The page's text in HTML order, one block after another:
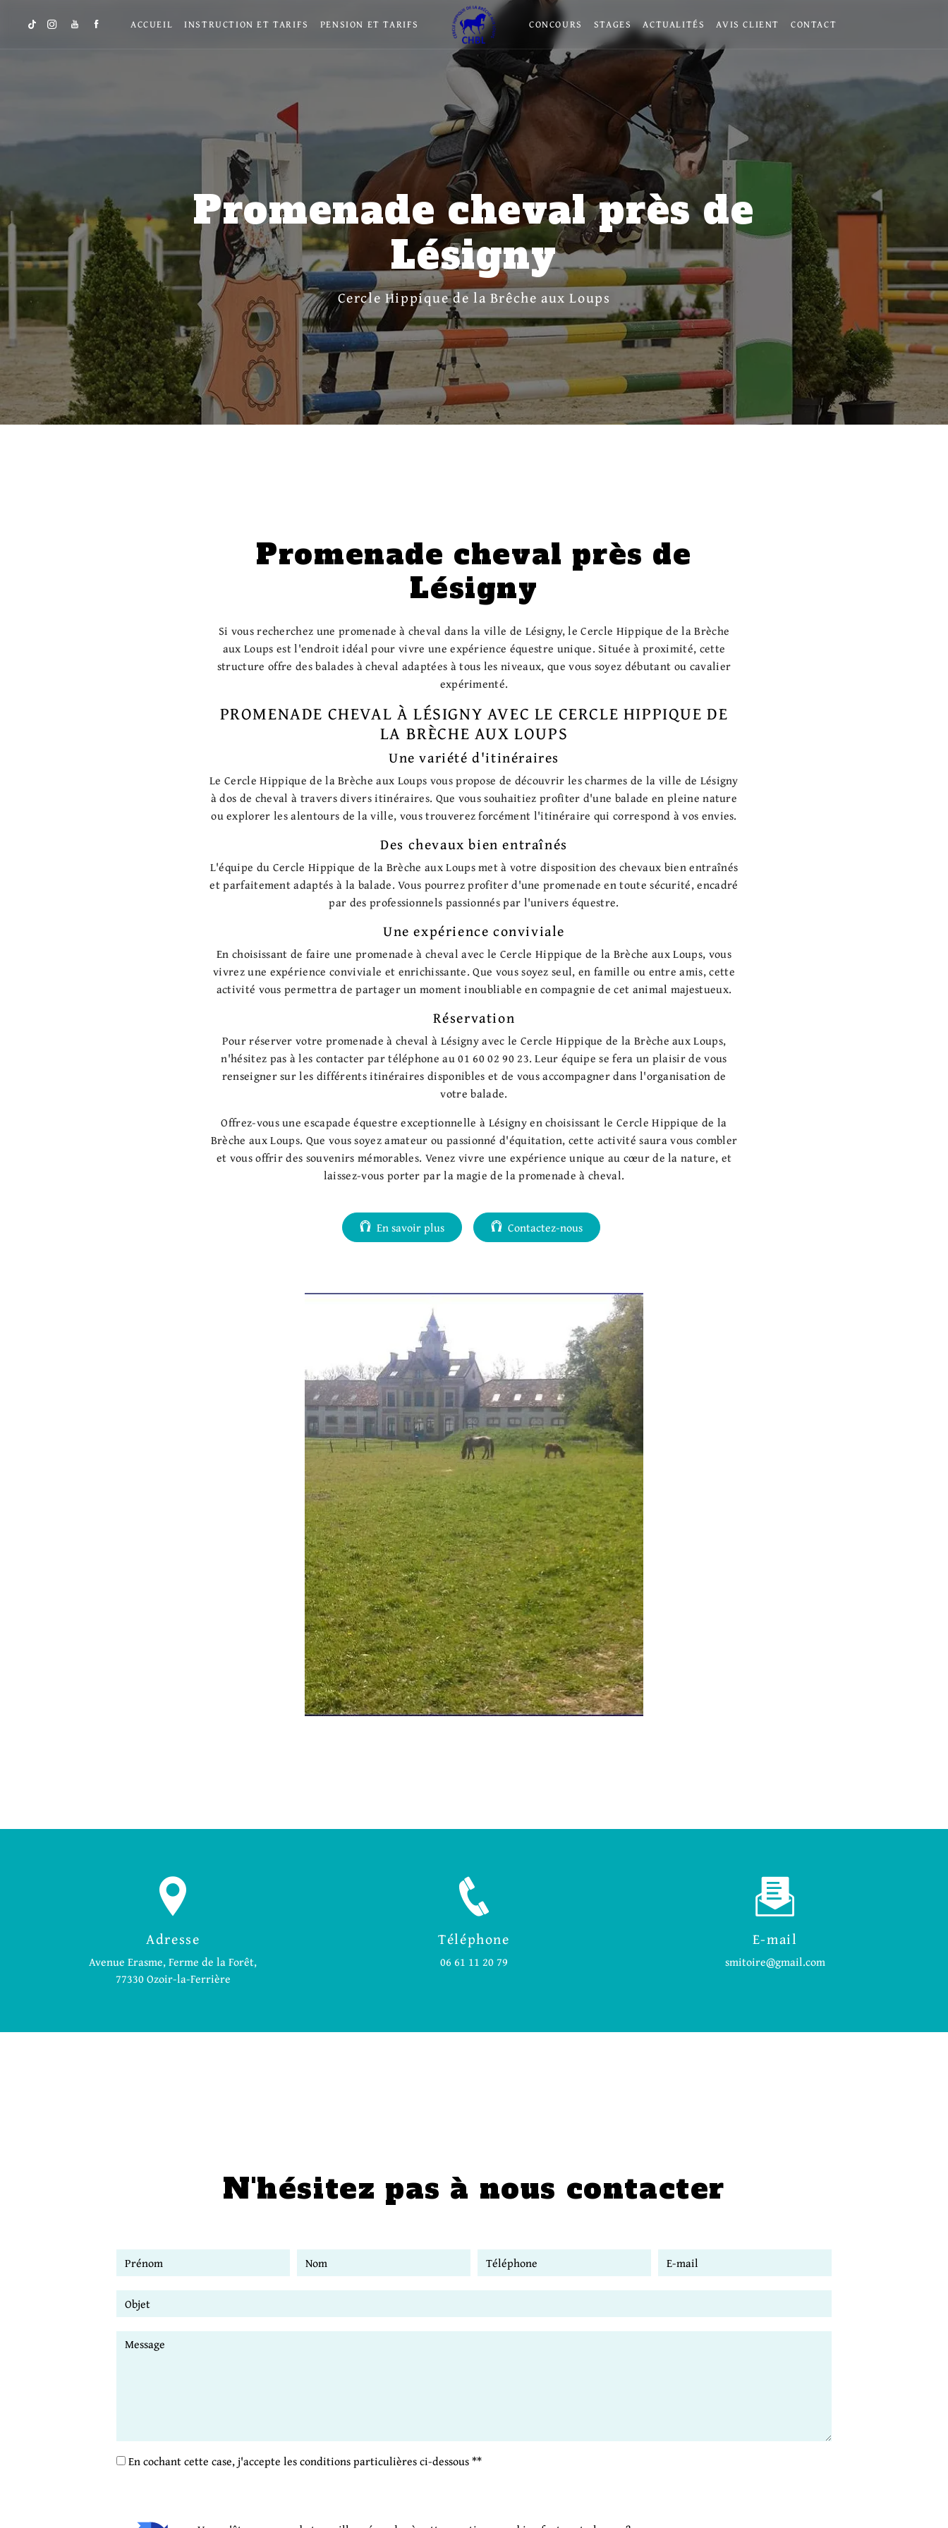
ACCUEIL INSTRUCTION ET TARIFS PENSION ET TARIFS CONCOURS STAGES ACTUALITÉS AVIS CLIENT CONTACT
Promenade cheval près de
Lésigny
Cercle Hippique de la Brêche aux Loups
Promenade cheval près de
Lésigny
Si vous recherchez une promenade à cheval dans la ville de Lésigny, le Cercle Hippique de la Brèche
aux Loups est l'endroit idéal pour vivre une expérience équestre unique. Située à proximité, cette
structure offre des balades à cheval adaptées à tous les niveaux, que vous soyez débutant ou cavalier
expérimenté.
PROMENADE CHEVAL À LÉSIGNY AVEC LE CERCLE HIPPIQUE DE
LA BRÈCHE AUX LOUPS
Une variété d'itinéraires
Le Cercle Hippique de la Brèche aux Loups vous propose de découvrir les charmes de la ville de Lésigny
à dos de cheval à travers divers itinéraires. Que vous souhaitiez profiter d'une balade en pleine nature
ou explorer les alentours de la ville, vous trouverez forcément l'itinéraire qui correspond à vos envies.
Des chevaux bien entraînés
L'équipe du Cercle Hippique de la Brèche aux Loups met à votre disposition des chevaux bien entraînés
et parfaitement adaptés à la balade. Vous pourrez profiter d'une promenade en toute sécurité, encadré
par des professionnels passionnés par l'univers équestre.
Une expérience conviviale
En choisissant de faire une promenade à cheval avec le Cercle Hippique de la Brèche aux Loups, vous
vivrez une expérience conviviale et enrichissante. Que vous soyez seul, en famille ou entre amis, cette
activité vous permettra de partager un moment inoubliable en compagnie de cet animal majestueux.
Réservation
Pour réserver votre promenade à cheval à Lésigny avec le Cercle Hippique de la Brèche aux Loups,
n'hésitez pas à les contacter par téléphone au 01 60 02 90 23. Leur équipe se fera un plaisir de vous
renseigner sur les différents itinéraires disponibles et de vous accompagner dans l'organisation de
votre balade.
Offrez-vous une escapade équestre exceptionnelle à Lésigny en choisissant le Cercle Hippique de la
Brèche aux Loups. Que vous soyez amateur ou passionné d'équitation, cette activité saura vous combler
et vous offrir des souvenirs mémorables. Venez vivre une expérience unique au cœur de la nature, et
laissez-vous porter par la magie de la promenade à cheval.
En savoir plus Contactez-nous
Adresse
Avenue Erasme, Ferme de la Forêt,
77330 Ozoir-la-Ferrière
Téléphone
06 61 11 20 79
E-mail
smitoire@gmail.com
N'hésitez pas à nous contacter
En cochant cette case, j'accepte les conditions particulières ci-dessous **